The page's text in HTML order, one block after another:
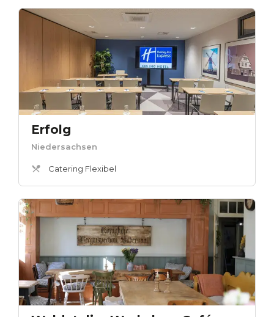
Erfolg
Niedersachsen
Catering Flexibel